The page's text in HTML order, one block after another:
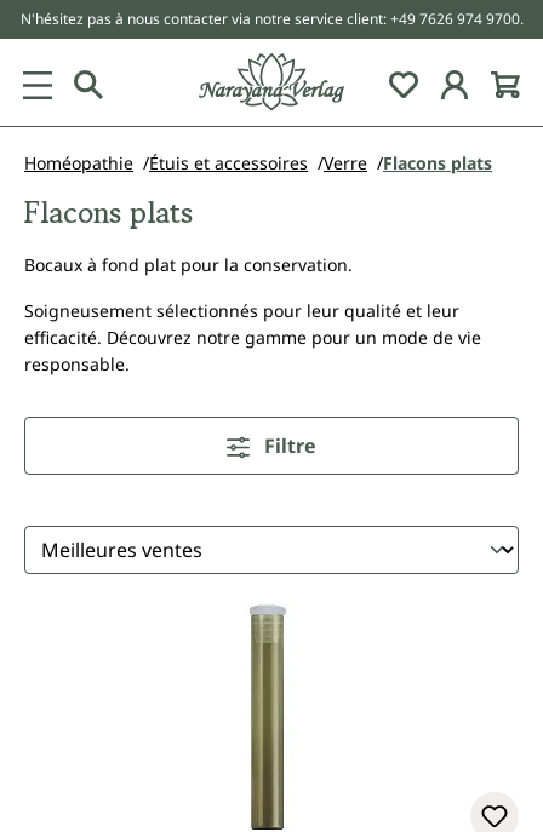
principal
N'hésitez pas à nous contacter via notre service client: +49 7626 974 9700.
Homéopathie Étuis et accessoires Verre Flacons plats
Flacons plats
Bocaux à fond plat pour la conservation.
Soigneusement sélectionnés pour leur qualité et leur
efficacité. Découvrez notre gamme pour un mode de vie
responsable.
Filtre